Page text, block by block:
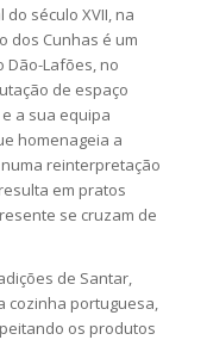
século XVII, na
dos Cunhas é um
Dão-Lafões, no
de espaço
a sua equipa
homenageia a
reinterpretação
em pratos
se cruzam de
de Santar,
cozinha portuguesa,
os produtos